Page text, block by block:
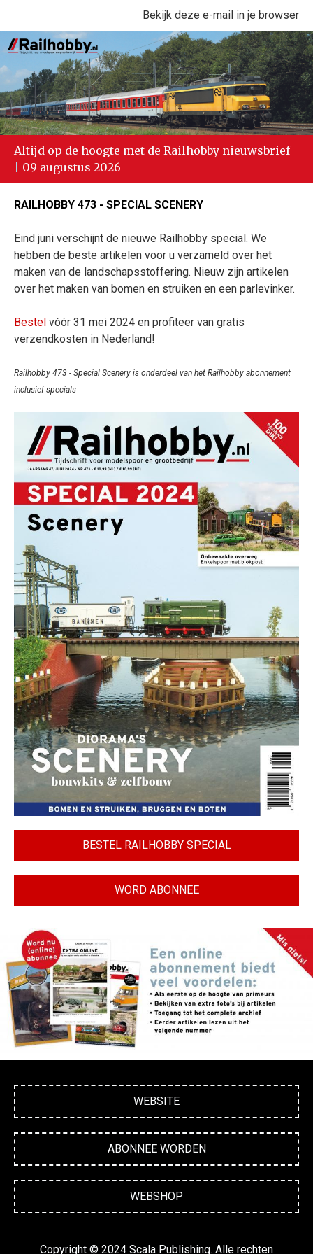
Bekijk deze e-mail in je browser
Altijd op de hoogte met de Railhobby nieuwsbrief
09 augustus 2026
RAILHOBBY 473 - SPECIAL SCENERY
Eind juni verschijnt de nieuwe Railhobby special. We
hebben de beste artikelen voor u verzameld over het
maken van de landschapsstoffering. Nieuw zijn artikelen
over het maken van bomen en struiken en een parlevinker.
Bestel vóór 31 mei 2024 en profiteer van gratis
verzendkosten in Nederland!
Railhobby 473 - Special Scenery is onderdeel van het Railhobby abonnement
inclusief specials
BESTEL RAILHOBBY SPECIAL
WORD ABONNEE
WEBSITE
ABONNEE WORDEN
WEBSHOP
Copyright © 2024 Scala Publishing. Alle rechten